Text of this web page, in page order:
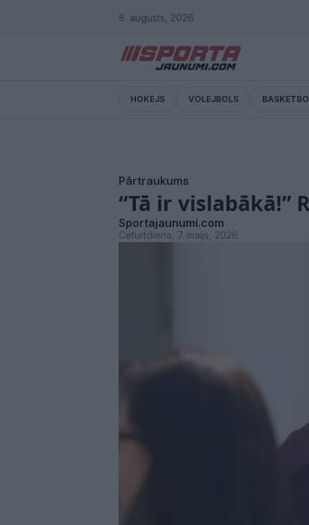
8. augusts, 2026
HOKEJS VOLEJBOLS
Pārtraukums
“Tā ir
Sportajaunumi.com
Ceturtdiena, 7. maijs, 2026